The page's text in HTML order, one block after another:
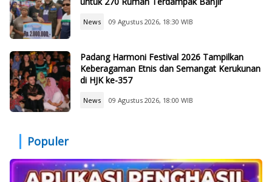
News 09 Agustus 2026, 18:30 WIB
Padang Harmoni Festival 2026 Tampilkan
Keberagaman Etnis dan Semangat Kerukunan
di HJK ke-357
News 09 Agustus 2026, 18:00 WIB
Populer